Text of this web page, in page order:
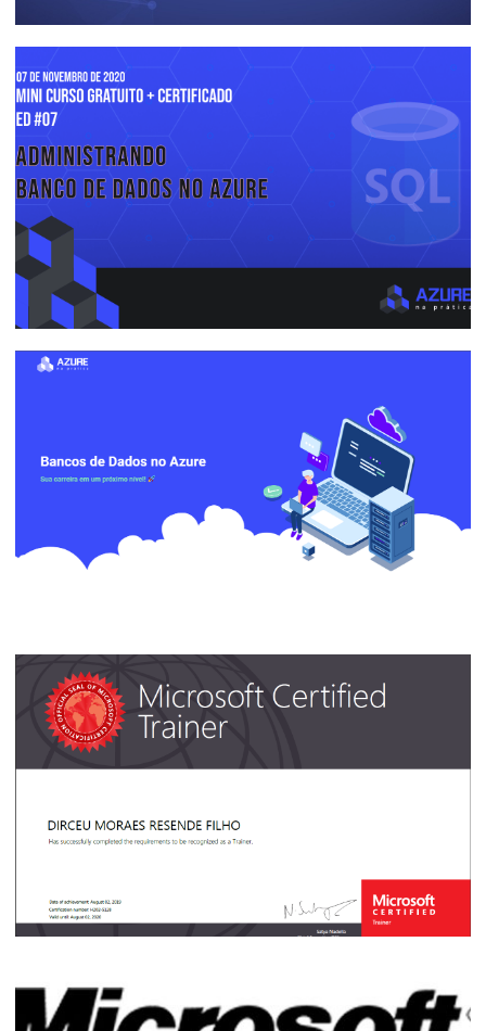
Descontos da "Black Friday" nos
Treinamentos de SQL Server (Comprem
meu curso kkkkk)
27 de novembro de 2020
Azure na Prática Gratuito #07 -
Quer aprender Azure na Prática? Conheça
meu novo treinamento "Bancos de Dados
no Azure"
30 de outubro de 2020
GRAÇA até Setembro de 2020!
16 de junho de 2020 4 min de leitura